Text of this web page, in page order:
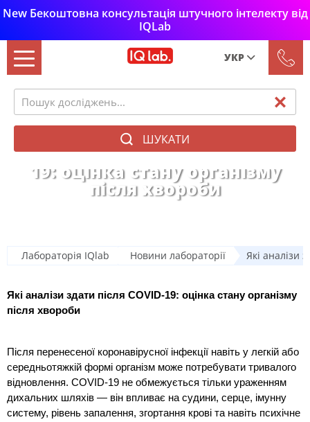
New Бекоштовна консультація штучного інтелекту від
IQLab
УКР
Укр
ШУКАТИ
Які аналізи здати після COVID-
19: оцінка стану організму
після хвороби
Лабораторія IQlab Новини лабораторії Які аналізи
Які аналізи здати після COVID-19: оцінка стану організму
після хвороби
Після перенесеної коронавірусної інфекції навіть у легкій або
середньотяжкій формі організм може потребувати тривалого
відновлення. COVID-19 не обмежується тільки ураженням
дихальних шляхів — він впливає на судини, серце, імунну
систему, рівень запалення, згортання крові та навіть психічне